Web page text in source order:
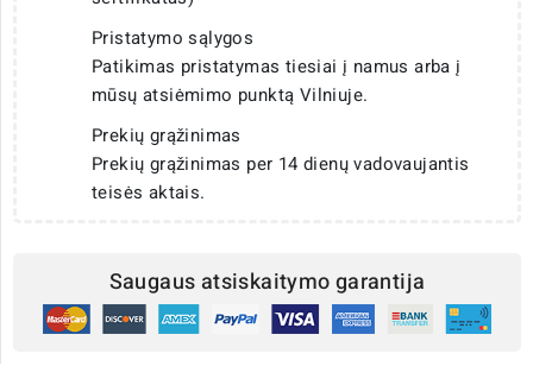
Pristatymo sąlygos
Patikimas pristatymas tiesiai į namus arba į
mūsų atsiėmimo punktą Vilniuje.
Prekių grąžinimas
Prekių grąžinimas per 14 dienų vadovaujantis
teisės aktais.
Saugaus atsiskaitymo garantija